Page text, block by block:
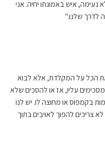
נעימה, איש באמונתו יחיה. אני
לדרך שלנו."
הכל על המקלדת, אלא לבוא
עליו, אז או להסכים שלא
בקמפוס או מחוצה לו. יש לנו
צריכים להפוך לאויבים בתוך